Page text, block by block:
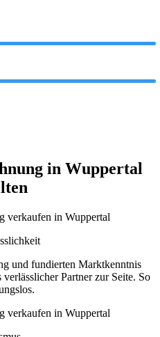
in Wuppertal
und fundierten Marktkenntnis
Partner zur Seite. So